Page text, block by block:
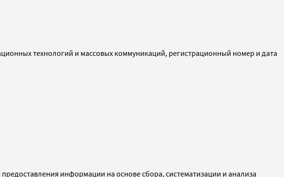
технологий и массовых коммуникаций, регистрационный номер и дата
информации на основе сбора, систематизации и анализа